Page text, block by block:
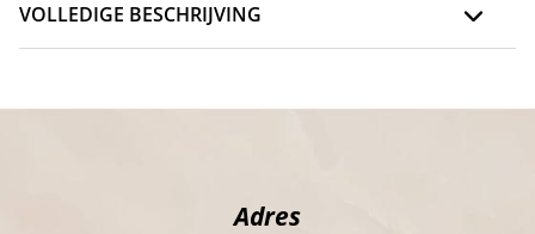
VOLLEDIGE BESCHRIJVING
Adres